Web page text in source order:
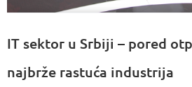
IT sektor u Srbiji – pored
najbrže rastuća industrija